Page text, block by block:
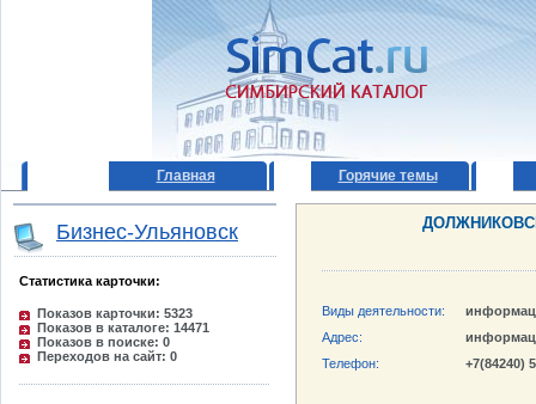
Главная Горячие темы
Бизнес-Ульяновск
Статистика карточки:
Показов карточки: 5323
Показов в каталоге: 14471
Показов в поиске: 0
Переходов на сайт: 0
Виды деятельности:
Адрес:
Телефон:
+7(84240)